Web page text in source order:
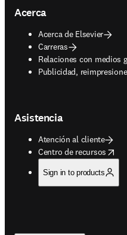
Acerca
Acerca de Elsevier
Carreras
Relaciones con medios
Publicidad,
opens in new tab/
Asistencia
Atención al cliente
Centro de recursos
opens in new tab/window
Sign in to products